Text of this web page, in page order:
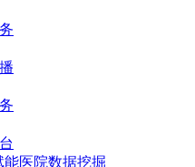
医院数据挖掘